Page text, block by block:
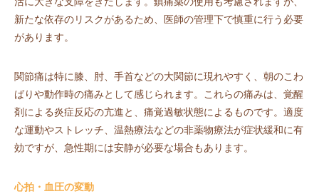
新たな依存のリスクがあるため、医師の管理下で慎重に行う必要
があります。
関節痛は特に膝、肘、手首などの大関節に現れやすく、朝のこわ
ばりや動作時の痛みとして感じられます。これらの痛みは、覚醒
剤による炎症反応の亢進と、痛覚過敏状態によるものです。適度
な運動やストレッチ、温熱療法などの非薬物療法が症状緩和に有
効ですが、急性期には安静が必要な場合もあります。
心拍・血圧の変動